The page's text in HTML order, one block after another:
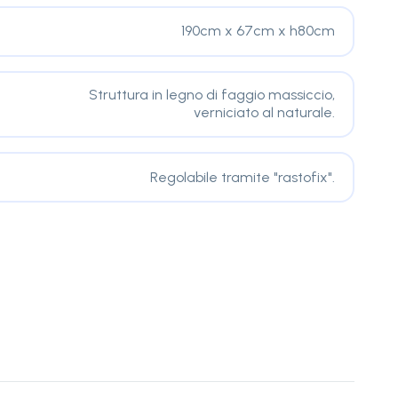
190cm x 67cm x h80cm
Struttura in legno di faggio massiccio,
verniciato al naturale.
Regolabile tramite "rastofix".